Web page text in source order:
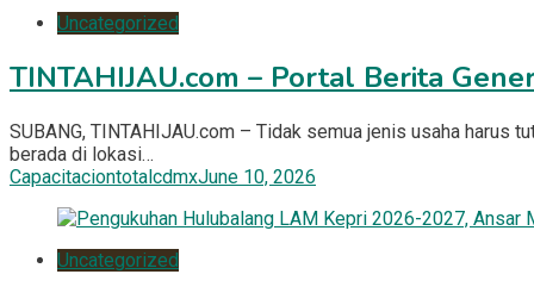
Uncategorized
TINTAHIJAU.com – Portal Berita
SUBANG, TINTAHIJAU.com – Tidak semua jenis usaha harus
berada di lokasi…
CapacitaciontotalcdmxJune 10, 2026
Uncategorized